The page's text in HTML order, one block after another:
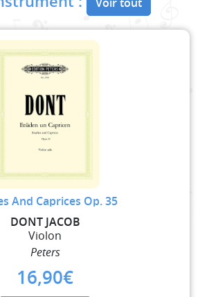
And Caprices Op. 35
DONT JACOB
Violon
Peters
16,90€